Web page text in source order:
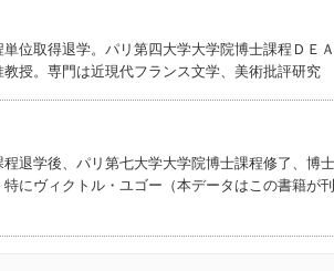
位取得退学。パリ第四大学大学院博士課程ＤＥ
授。専門は近現代フランス文学、美術批評研究
退学後、パリ第七大学大学院博士課程修了、博
にヴィクトル・ユゴー（本データはこの書籍が